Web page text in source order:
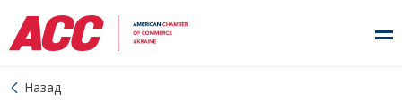
Назад